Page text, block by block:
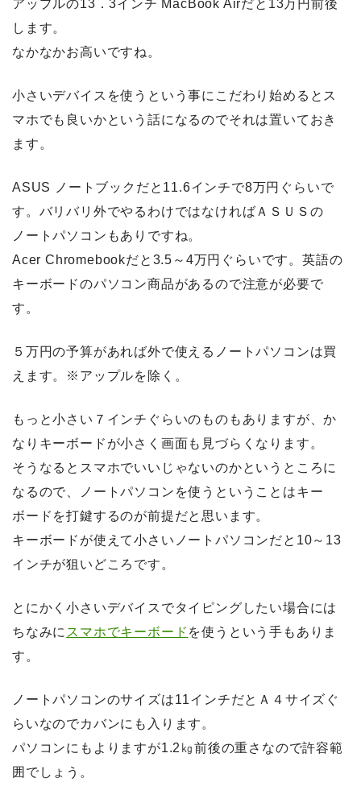
アップルの13．3インチ MacBook Airだと13万円前後
します。
なかなかお高いですね。
小さいデバイスを使うという事にこだわり始めるとス
マホでも良いかという話になるのでそれは置いておき
ます。
ASUS ノートブックだと11.6インチで8万円ぐらいで
す。バリバリ外でやるわけではなければＡＳＵＳの
ノートパソコンもありですね。
Acer Chromebookだと3.5～4万円ぐらいです。英語の
キーボードのパソコン商品があるので注意が必要で
す。
５万円の予算があれば外で使えるノートパソコンは買
えます。
※アップルを除く。
もっと小さい７インチぐらいのものもありますが、か
なりキーボードが小さく画面も見づらくなります。
そうなるとスマホでいいじゃないのかというところに
なるので、ノートパソコンを使うということはキー
ボードを打鍵するのが前提だと思います。
キーボードが使えて小さいノートパソコンだと10～13
インチが狙いどころです。
とにかく小さいデバイスでタイピングしたい場合には
ちなみに スマホでキーボード を使うという手もありま
す。
ノートパソコンのサイズは11インチだとＡ４サイズぐ
らいなのでカバンにも入ります 。
パソコンにもよりますが1.2㎏前後の重さなので許容範
囲でしょう。